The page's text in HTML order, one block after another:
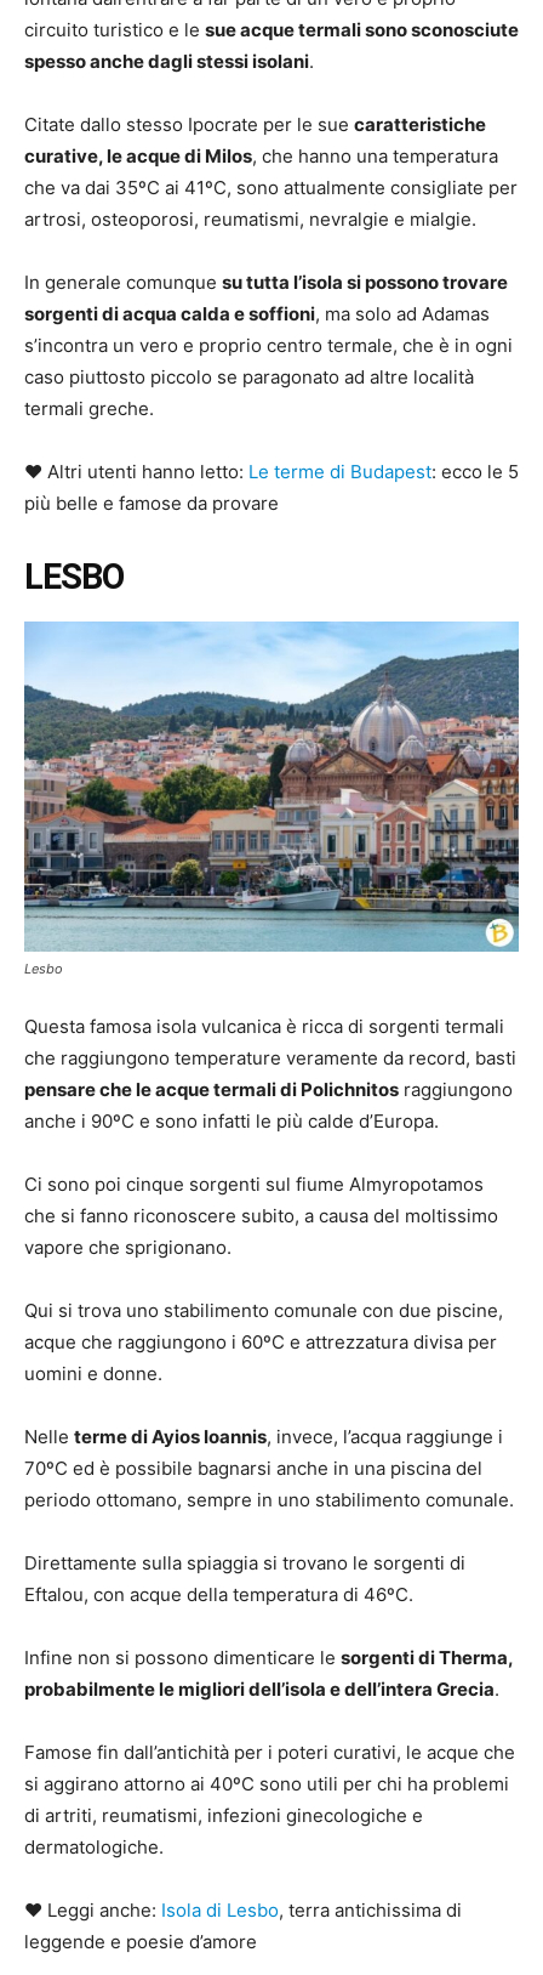
circuito turistico e le sue acque termali sono sconosciute
spesso anche dagli stessi isolani.
Citate dallo stesso Ipocrate per le sue caratteristiche
curative, le acque di Milos, che hanno una temperatura
che va dai 35ºC ai 41ºC, sono attualmente consigliate per
artrosi, osteoporosi, reumatismi, nevralgie e mialgie.
In generale comunque su tutta l’isola si possono trovare
sorgenti di acqua calda e soffioni, ma solo ad Adamas
s’incontra un vero e proprio centro termale, che è in ogni
caso piuttosto piccolo se paragonato ad altre località
termali greche.
♥ Altri utenti hanno letto: Le terme di Budapest: ecco le 5
più belle e famose da provare
LESBO
Lesbo
Questa famosa isola vulcanica è ricca di sorgenti termali
che raggiungono temperature veramente da record, basti
pensare che le acque termali di Polichnitos raggiungono
anche i 90ºC e sono infatti le più calde d’Europa.
Ci sono poi cinque sorgenti sul fiume Almyropotamos
che si fanno riconoscere subito, a causa del moltissimo
vapore che sprigionano.
Qui si trova uno stabilimento comunale con due piscine,
acque che raggiungono i 60ºC e attrezzatura divisa per
uomini e donne.
Nelle terme di Ayios Ioannis, invece, l’acqua raggiunge i
70ºC ed è possibile bagnarsi anche in una piscina del
periodo ottomano, sempre in uno stabilimento comunale.
Direttamente sulla spiaggia si trovano le sorgenti di
Eftalou, con acque della temperatura di 46ºC.
Infine non si possono dimenticare le sorgenti di Therma,
probabilmente le migliori dell’isola e dell’intera Grecia.
Famose fin dall’antichità per i poteri curativi, le acque che
si aggirano attorno ai 40ºC sono utili per chi ha problemi
di artriti, reumatismi, infezioni ginecologiche e
dermatologiche.
♥ Leggi anche: Isola di Lesbo, terra antichissima di
leggende e poesie d’amore